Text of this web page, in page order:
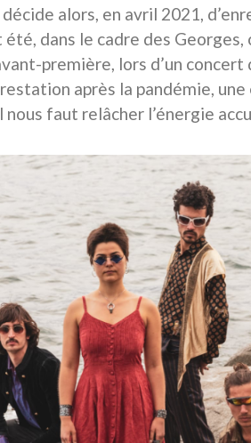
alors, en avril 2021,
été, dans le cadre des
première, lors d’un concert
après la pandémie,
nous faut relâcher l’énergie